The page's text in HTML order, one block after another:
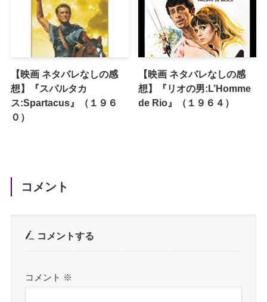
【映画 ネタバレなしの感
想】『スパルタカ
ス:Spartacus』（１９６
０）
【映画 ネタバレなしの感
想】『リオの男:L’Homme
de Rio』（１９６４）
コメント
コメントする
コメント ※